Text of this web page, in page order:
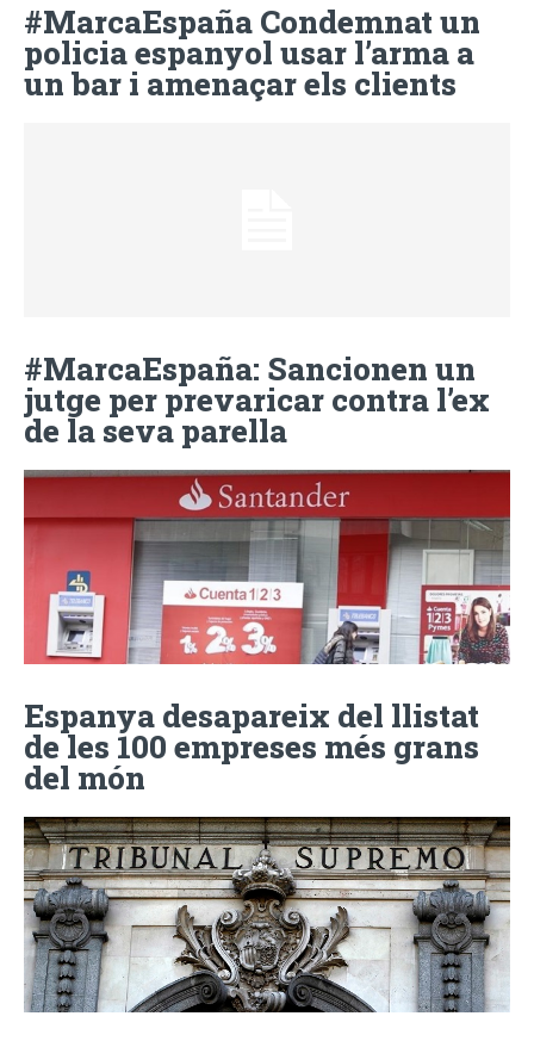
#MarcaEspaña Condemnat un
policia espanyol usar l’arma a
un bar i amenaçar els clients
#MarcaEspaña: Sancionen un
jutge per prevaricar contra l’ex
de la seva parella
Espanya desapareix del llistat
de les 100 empreses més grans
del món